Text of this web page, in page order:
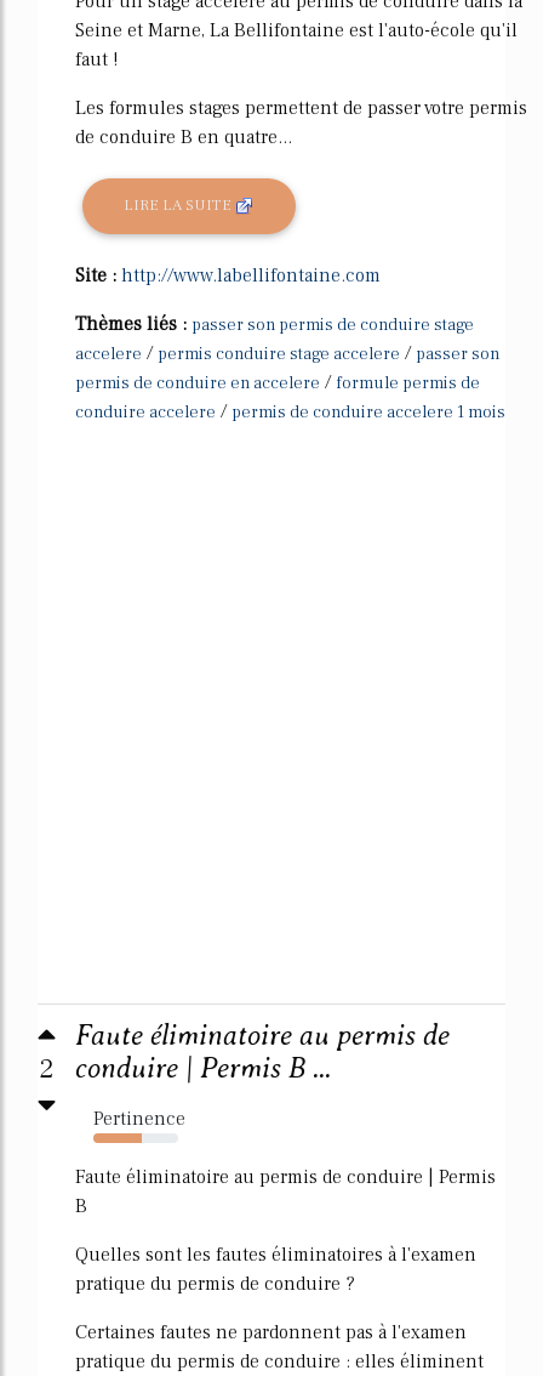
Seine et Marne, La Bellifontaine est l'auto-école qu'il
faut !
Les formules stages permettent de passer votre permis
de conduire B en quatre...
LIRE LA SUITE
Site : http://www.labellifontaine.com
Thèmes liés : passer son permis de conduire stage
accelere / permis conduire stage accelere / passer son
permis de conduire en accelere / formule permis de
conduire accelere / permis de conduire accelere 1 mois
2
Faute éliminatoire au permis de
conduire | Permis B ...
Pertinence
57%
Faute éliminatoire au permis de conduire | Permis
B
Quelles sont les fautes éliminatoires à l'examen
pratique du permis de conduire ?
Certaines fautes ne pardonnent pas à l'examen
pratique du permis de conduire : elles éliminent